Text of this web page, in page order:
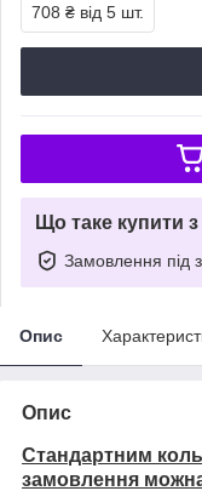
708 ₴ від 5 шт.
Що таке купити
Замовлення під
Опис
Опис
Стандартним
замовлення